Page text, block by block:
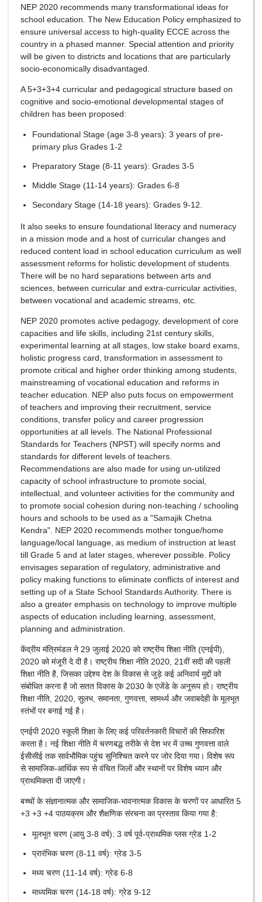
NEP 2020 recommends many transformational ideas for
school education. The New Education Policy emphasized to
ensure universal access to high-quality ECCE across the
country in a phased manner. Special attention and priority
will be given to districts and locations that are particularly
socio-economically disadvantaged.
A 5+3+3+4 curricular and pedagogical structure based on
cognitive and socio-emotional developmental stages of
children has been proposed:
Foundational Stage (age 3-8 years): 3 years of pre-
primary plus Grades 1-2
Preparatory Stage (8-11 years): Grades 3-5
Middle Stage (11-14 years): Grades 6-8
Secondary Stage (14-18 years): Grades 9-12.
It also seeks to ensure foundational literacy and numeracy
in a mission mode and a host of curricular changes and
reduced content load in school education curriculum as well
assessment reforms for holistic development of students.
There will be no hard separations between arts and
sciences, between curricular and extra-curricular activities,
between vocational and academic streams, etc.
NEP 2020 promotes active pedagogy, development of core
capacities and life skills, including 21st century skills,
experimental learning at all stages, low stake board exams,
holistic progress card, transformation in assessment to
promote critical and higher order thinking among students,
mainstreaming of vocational education and reforms in
teacher education. NEP also puts focus on empowerment
of teachers and improving their recruitment, service
conditions, transfer policy and career progression
opportunities at all levels. The National Professional
Standards for Teachers (NPST) will specify norms and
standards for different levels of teachers.
Recommendations are also made for using un-utilized
capacity of school infrastructure to promote social,
intellectual, and volunteer activities for the community and
to promote social cohesion during non-teaching / schooling
hours and schools to be used as a "Samajik Chetna
Kendra". NEP 2020 recommends mother tongue/home
language/local language, as medium of instruction at least
till Grade 5 and at later stages, wherever possible. Policy
envisages separation of regulatory, administrative and
policy making functions to eliminate conflicts of interest and
setting up of a State School Standards Authority. There is
also a greater emphasis on technology to improve multiple
aspects of education including learning, assessment,
planning and administration.
केंद्रीय मंत्रिमंडल ने 29 जुलाई 2020 को राष्ट्रीय शिक्षा नीति (एनईपी),
2020 को मंजूरी दे दी है। राष्ट्रीय शिक्षा नीति 2020, 21वीं सदी की पहली
शिक्षा नीति है, जिसका उद्देश्य देश के विकास से जुड़े कई अनिवार्य मुद्दों को
संबोधित करना है जो सतत विकास के 2030 के एजेंडे के अनुरूप हो। राष्ट्रीय
शिक्षा नीति, 2020, सुलभ, समानता, गुणवत्ता, सामर्थ्य और जवाबदेही के मूलभूत
स्तंभों पर बनाई गई है।
एनईपी 2020 स्कूली शिक्षा के लिए कई परिवर्तनकारी विचारों की सिफारिश
करता है। नई शिक्षा नीति में चरणबद्ध तरीके से देश भर में उच्च गुणवत्ता वाले
ईसीसीई तक सार्वभौमिक पहुंच सुनिश्चित करने पर जोर दिया गया। विशेष रूप
से सामाजिक-आर्थिक रूप से वंचित जिलों और स्थानों पर विशेष ध्यान और
प्राथमिकता दी जाएगी।
बच्चों के संज्ञानात्मक और सामाजिक-भावनात्मक विकास के चरणों पर आधारित 5
+3 +3 +4 पाठयक्रम और शैक्षणिक संरचना का प्रस्ताव किया गया है:
मूलभूत चरण (आयु 3-8 वर्ष): 3 वर्ष पूर्व-प्राथमिक प्लस ग्रेड 1-2
प्रारंभिक चरण (8-11 वर्ष): ग्रेड 3-5
मध्य चरण (11-14 वर्ष): ग्रेड 6-8
माध्यमिक चरण (14-18 वर्ष): ग्रेड 9-12